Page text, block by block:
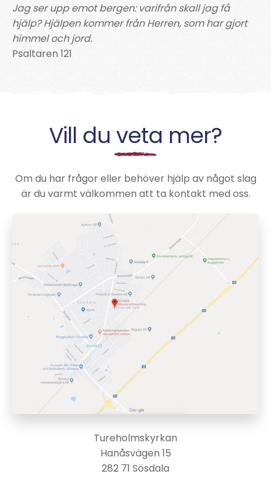
Jag ser upp emot bergen: varifrån skall jag få
hjälp? Hjälpen kommer från Herren, som har gjort
himmel och jord.
Psaltaren 121
Vill du veta mer?
Om du har frågor eller behöver hjälp av något slag
är du varmt välkommen att ta kontakt med oss.
Tureholmskyrkan
Hanåsvägen 15
282 71 Sösdala